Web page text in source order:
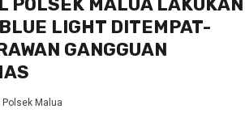
LIGHT DITEMPAT-
GANGGUAN
Polsek Malua